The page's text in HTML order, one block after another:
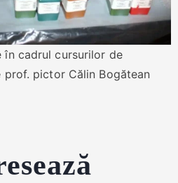
cadrul cursurilor de
pictor Călin Bogătean